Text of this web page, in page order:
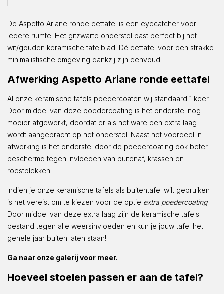
De Aspetto Ariane ronde eettafel is een eyecatcher voor
iedere ruimte. Het gitzwarte onderstel past perfect bij het
wit/gouden keramische tafelblad. Dé eettafel voor een strakke
minimalistische omgeving dankzij zijn eenvoud.
Afwerking Aspetto Ariane ronde eettafel
Al onze keramische tafels poedercoaten wij standaard 1 keer.
Door middel van deze poedercoating is het onderstel nog
mooier afgewerkt, doordat er als het ware een extra laag
wordt aangebracht op het onderstel. Naast het voordeel in
afwerking is het onderstel door de poedercoating ook beter
beschermd tegen invloeden van buitenaf, krassen en
roestplekken.
Indien je onze keramische tafels als buitentafel wilt gebruiken
is het vereist om te kiezen voor de optie extra poedercoating.
Door middel van deze extra laag zijn de keramische tafels
bestand tegen alle weersinvloeden en kun je jouw tafel het
gehele jaar buiten laten staan!
Ga naar onze galerij voor meer.
Hoeveel stoelen passen er aan de tafel?